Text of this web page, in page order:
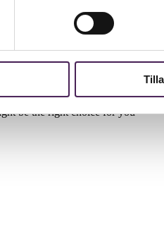
and do you need a place to stay
be the right choice for you